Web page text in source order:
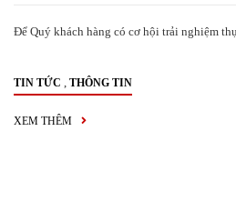
Để Quý khách hàng có cơ hội trải nghiệm
TIN TỨC , THÔNG TIN
XEM THÊM